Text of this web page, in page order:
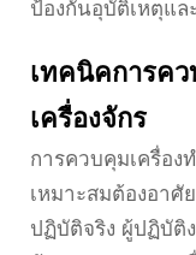
ป้องกันอุบัติเหตุแล
เทคนิคการค
เครื่องจักร
การควบคุมเครื่อ
เหมาะสมต้องอาศั
ปฏิบัติจริง ผู้ปฏิบัติ